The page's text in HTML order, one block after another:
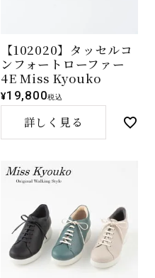
【102020】タッセルコ
ンフォートローファー
4E Miss Kyouko
¥19,800税込
詳しく見る